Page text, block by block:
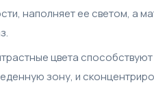
наполняет ее светом, а
цвета
зону, и